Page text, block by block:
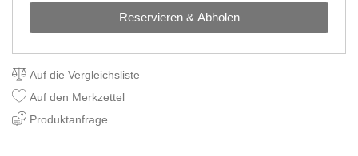
Reservieren & Abholen
Auf die Vergleichsliste
Auf den Merkzettel
Produktanfrage